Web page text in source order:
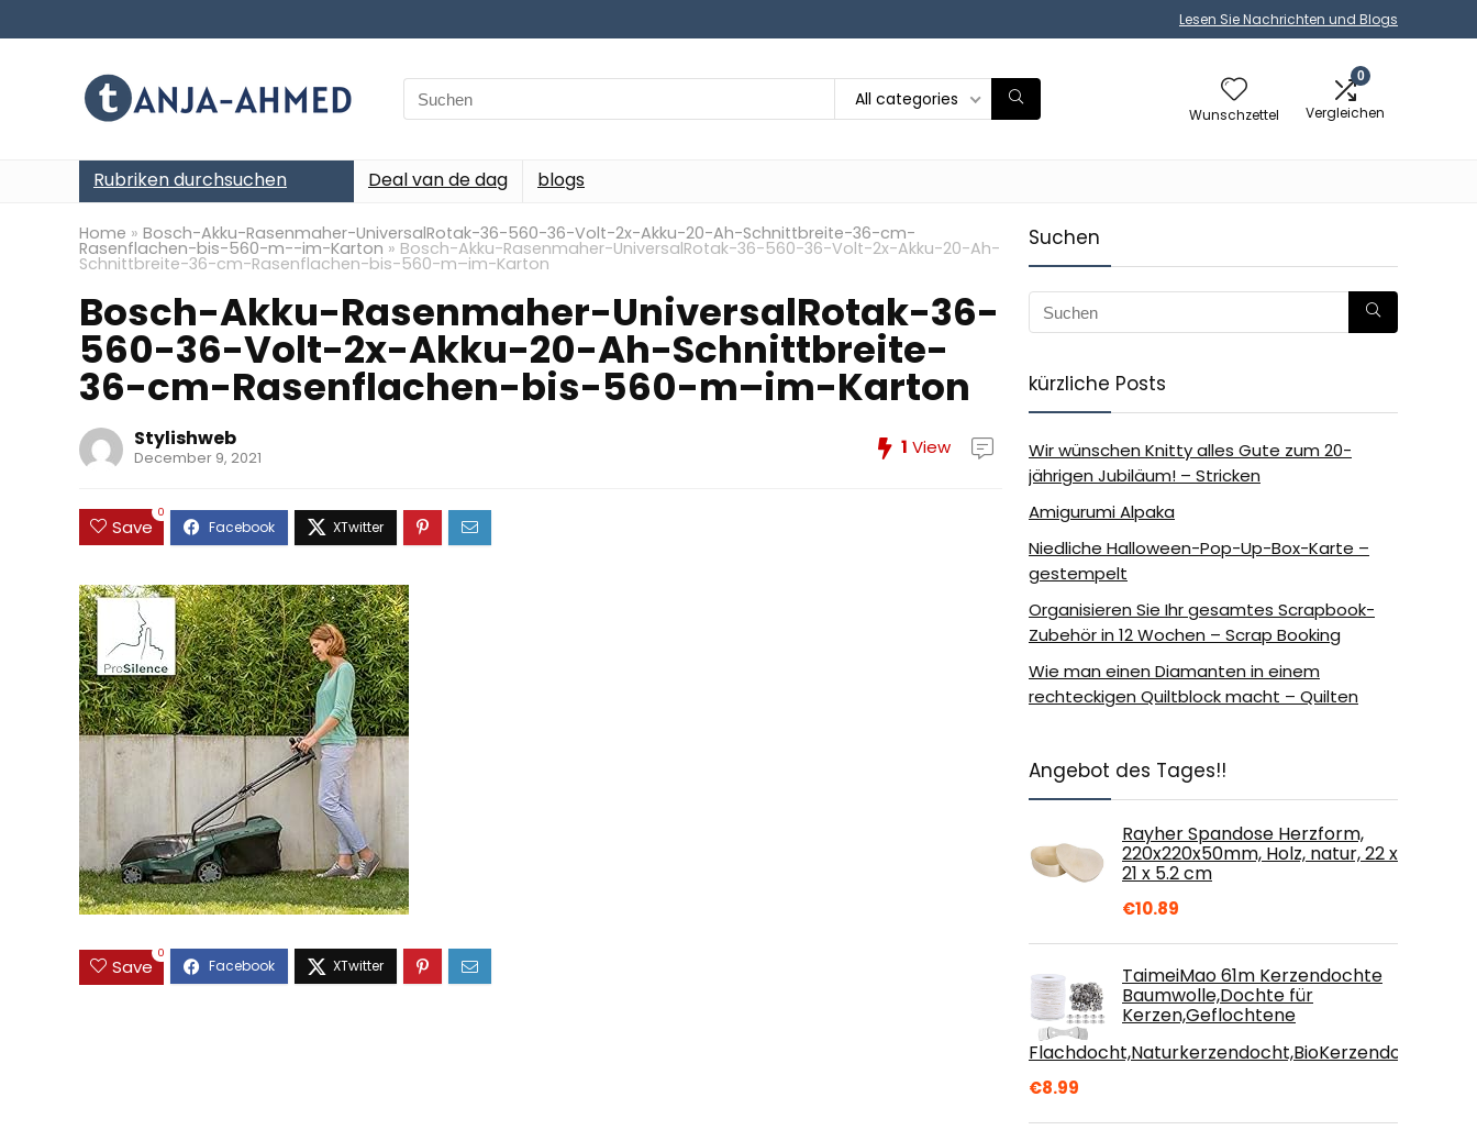
Lesen Sie Nachrichten und Blogs
Search
for:
All categories
Wunschzettel
0
Vergleichen
Rubriken durchsuchen Deal van de dag blogs
Home » Bosch-Akku-Rasenmaher-UniversalRotak-36-560-36-Volt-2x-Akku-20-Ah-Schnittbreite-36-cm-
Rasenflachen-bis-560-m--im-Karton » Bosch-Akku-Rasenmaher-UniversalRotak-36-560-36-Volt-2x-Akku-20-Ah-
Schnittbreite-36-cm-Rasenflachen-bis-560-m–im-Karton
Bosch-Akku-Rasenmaher-UniversalRotak-36-
560-36-Volt-2x-Akku-20-Ah-Schnittbreite-
36-cm-Rasenflachen-bis-560-m–im-Karton
Stylishweb
December 9, 2021 1 View
Save
0
Save
0
Suchen
kürzliche Posts
Wir wünschen Knitty alles Gute zum 20-
jährigen Jubiläum! – Stricken
Amigurumi Alpaka
Niedliche Halloween-Pop-Up-Box-Karte –
gestempelt
Organisieren Sie Ihr gesamtes Scrapbook-
Zubehör in 12 Wochen – Scrap Booking
Wie man einen Diamanten in einem
rechteckigen Quiltblock macht – Quilten
Angebot des Tages!!
Rayher Spandose Herzform,
220x220x50mm, Holz, natur, 22 x
21 x 5.2 cm
€10.89
TaimeiMao 61m Kerzendochte
Baumwolle,Dochte für
Kerzen,Geflochtene
€8.99